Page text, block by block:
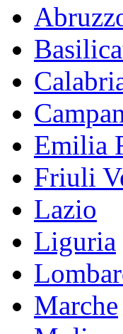
Emilia
Friuli
Lazio
Liguria
Marche